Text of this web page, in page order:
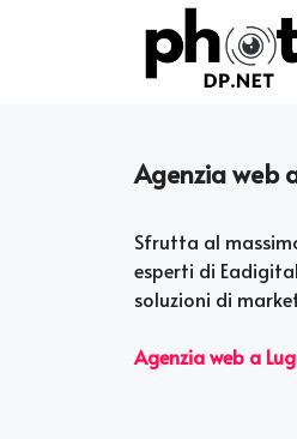
Agenzia web
Sfrutta al
esperti di
soluzioni di
Agenzia web a